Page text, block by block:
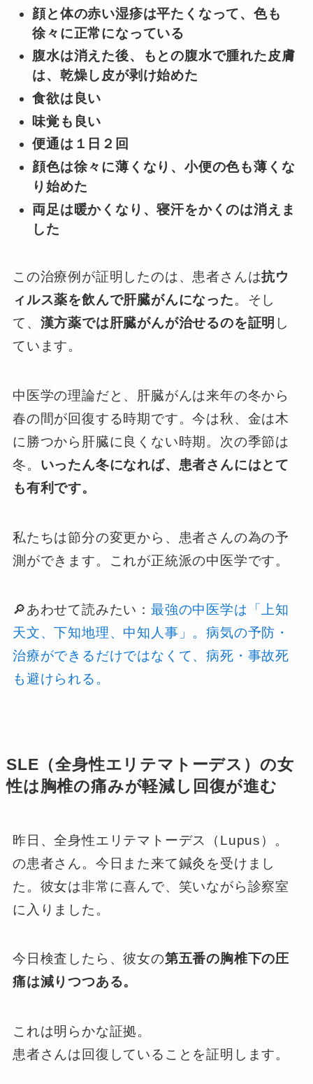
顔と体の赤い湿疹は平たくなって、色も
徐々に正常になっている
腹水は消えた後、もとの腹水で腫れた皮膚
は、乾燥し皮が剥け始めた
食欲は良い
味覚も良い
便通は１日２回
顔色は徐々に薄くなり、小便の色も薄くな
り始めた
両足は暖かくなり、寝汗をかくのは消えま
した
この治療例が証明したのは、患者さんは抗ウ
ィルス薬を飲んで肝臓がんになった。そし
て、 漢方薬では肝臓がんが治せるのを証明 し
ています。
中医学の理論だと、肝臓がんは来年の冬から
春の間が回復する時期です。今は秋、金は木
に勝つから肝臓に良くない時期。次の季節は
冬。 いったん冬になれば、患者さんにはとて
も有利です。
私たちは節分の変更から、患者さんの為の予
測ができます。これが正統派の中医学です。
🔎あわせて読みたい： 最強の中医学は「上知
天文、下知地理、中知人事」。病気の予防・
治療ができるだけではなくて、病死・事故死
も避けられる。
SLE（全身性エリテマトーデス）の女
性は胸椎の痛みが軽減し回復が進む
昨日、全身性エリテマトーデス（Lupus）。
の患者さん。今日また来て鍼灸を受けまし
た。彼女は非常に喜んで、笑いながら診察室
に入りました。
今日検査したら、彼女の第五番の胸椎下の圧
痛は減りつつある。
これは明らかな証拠。
患者さんは回復していることを証明します。